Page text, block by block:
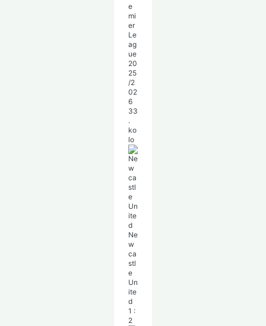
e
mi
er
Le
ag
ue
20
25
/2
02
6
33
.
ko
lo
Ne
w
ca
stl
e
Un
ite
d
1 :
2